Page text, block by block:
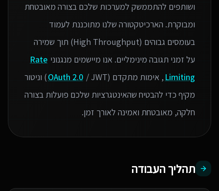
ושותפים להתממשק למערכות שלכם בצורה מאובטחת
ומבוקרת. הארכיטקטורה שלנו מתוכננת לעמוד
בעומסים גבוהים (High Throughput) תוך שמירה
על זמני תגובה מינימליים. אנו מיישמים מנגנוני Rate
Limiting , אימות מתקדם ( OAuth 2.0/ JWT) וניטור
מקיף כדי להבטיח שהאינטגרציות שלכם פועלות בצורה
חלקה, מאובטחת ואמינה לאורך זמן.
תהליך העבודה